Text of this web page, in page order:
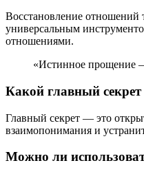
Восстановление отношений
универсальным
отношениями.
«Истинное прощение —
Какой главный
Главный секрет — это
взаимопонимания и
Можно ли